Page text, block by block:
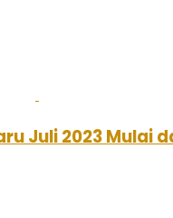
Juli 2023 Mulai